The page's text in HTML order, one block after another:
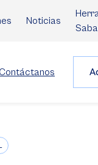
Noticias